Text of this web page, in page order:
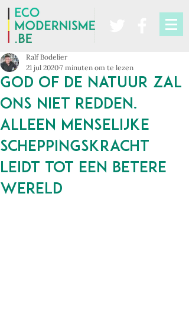
God of de natuur zal
ons niet redden.
Alleen menselijke
scheppingskracht
leidt tot een betere
wereld
Ralf Bodelier
21 jul 20207 minuten om te lezen